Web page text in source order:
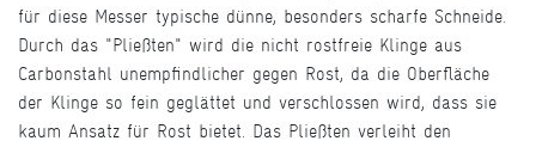
für diese Messer typische dünne, besonders scharfe Schneide.
Durch das "Pließten" wird die nicht rostfreie Klinge aus
Carbonstahl unempfindlicher gegen Rost, da die Oberfläche
der Klinge so fein geglättet und verschlossen wird, dass sie
kaum Ansatz für Rost bietet. Das Pließten verleiht den